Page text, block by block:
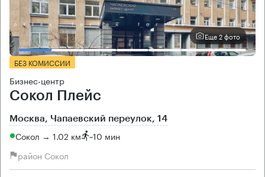
Еще 2 фото
БЕЗ КОМИССИИ
Бизнес-центр
Сокол Плейс
Москва, Чапаевский переулок, 14
Сокол → 1.02 км ~10 мин
район Сокол